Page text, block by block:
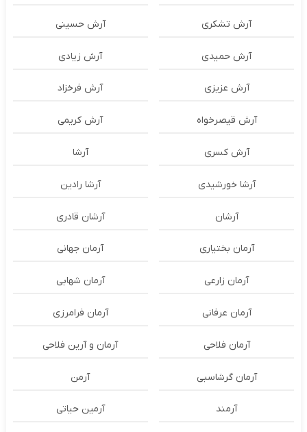
آرش تشکری آرش حسینی
آرش حمیدی آرش زیادی
آرش عزیزی آرش فرخزاد
آرش قیصرخواه آرش کریمی
آرش کسری آرشا
آرشا خورشیدی آرشا رادین
آرشان آرشان قادری
آرمان بختیاری آرمان جهانی
آرمان زارعی آرمان شهابی
آرمان عرفانی آرمان فرامرزی
آرمان فلاحی آرمان و آرین فلاحی
آرمان گرشاسبی آرمن
آرمند آرمین حیاتی